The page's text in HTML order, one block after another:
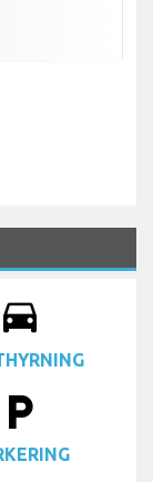
drive_eta
local_parking